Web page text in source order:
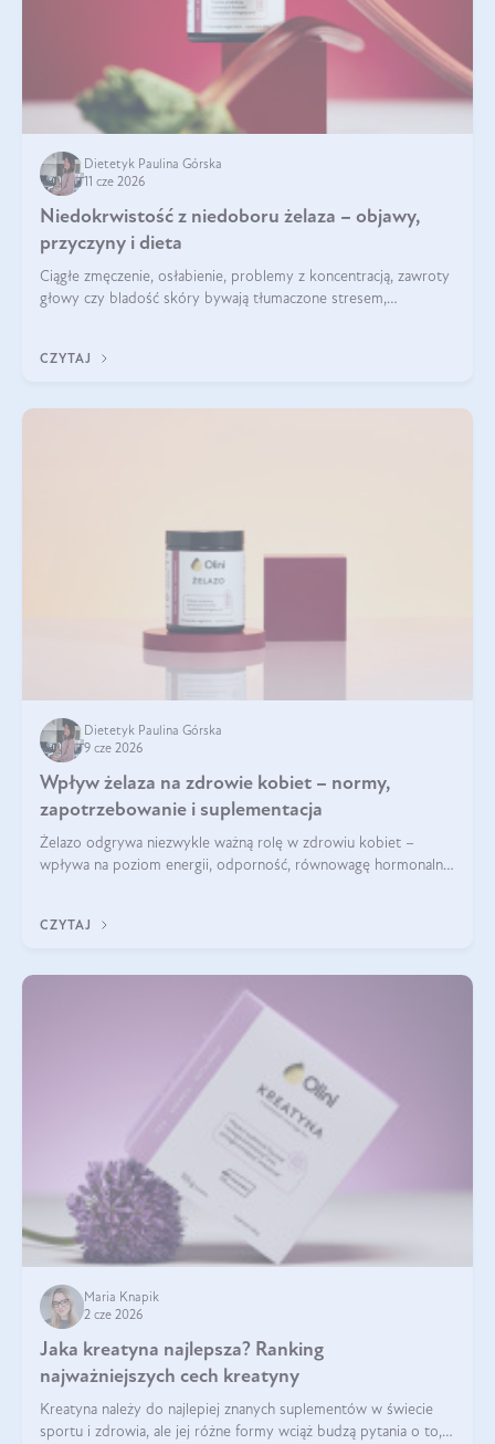
Dietetyk Paulina Górska
11 cze 2026
Niedokrwistość z niedoboru żelaza – objawy,
przyczyny i dieta
Ciągłe zmęczenie, osłabienie, problemy z koncentracją, zawroty
głowy czy bladość skóry bywają tłumaczone stresem,
CZYTAJ
Dietetyk Paulina Górska
9 cze 2026
Wpływ żelaza na zdrowie kobiet – normy,
zapotrzebowanie i suplementacja
Żelazo odgrywa niezwykle ważną rolę w zdrowiu kobiet –
wpływa na poziom energii, odporność, równowagę hormonalną
zawrotów głowy czy problemów z
CZYTAJ
Maria Knapik
2 cze 2026
Jaka kreatyna najlepsza? Ranking
najważniejszych cech kreatyny
Kreatyna należy do najlepiej znanych suplementów w świecie
sportu i zdrowia, ale jej różne formy wciąż budzą pytania o to,